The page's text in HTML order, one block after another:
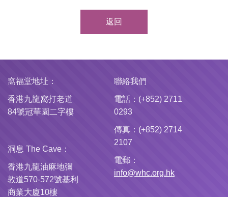
返回
窩福堂地址：
香港九龍窩打老道
84號冠華園二字樓
洞息 The Cave：
香港九龍油麻地彌
敦道570-572號基利
商業大廈10樓
聯絡我們
電話：(+852) 2711
0293
傳真：(+852) 2714
2107
電郵：
info@whc.org.hk